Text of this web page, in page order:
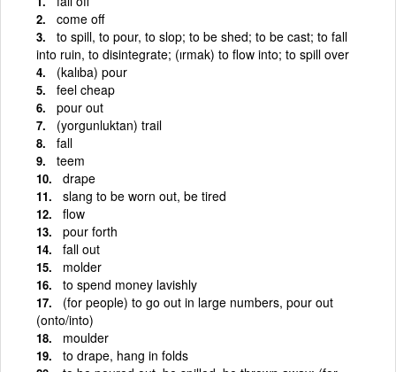
come off
to spill, to pour, to slop; to be shed; to be cast; to fall
into ruin, to disintegrate; (ırmak) to flow into; to spill over
(kalıba) pour
feel cheap
pour out
(yorgunluktan) trail
fall
teem
drape
slang to be worn out, be tired
flow
pour forth
fall out
molder
to spend money lavishly
(for people) to go out in large numbers, pour out
(onto/into)
moulder
to drape, hang in folds